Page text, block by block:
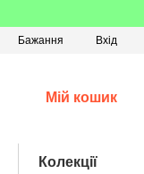
Бажання Вхід
Мій кошик
Колекції